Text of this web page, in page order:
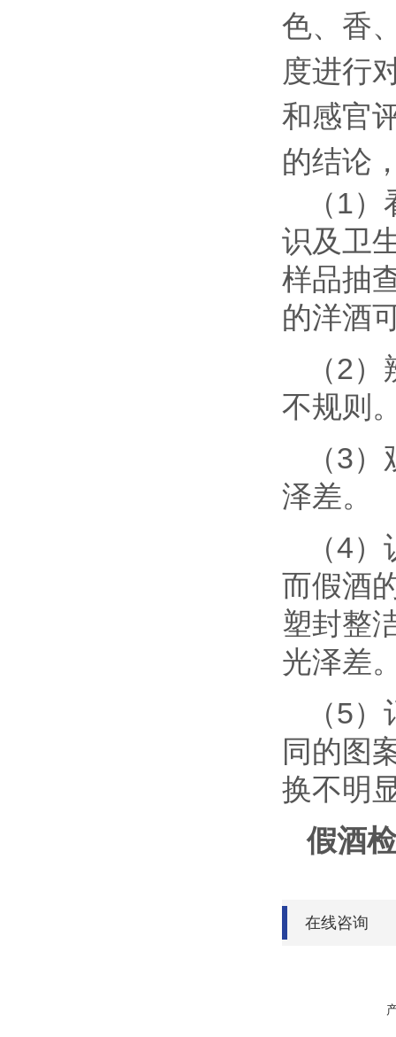
色、香
度进行
和感官
的结论
（1
识及卫
样品抽
的洋酒
（2
不规则
（3
泽差。
（4
而假酒
塑封整
光泽差
（5
同的图
换不明
假酒
在线咨询